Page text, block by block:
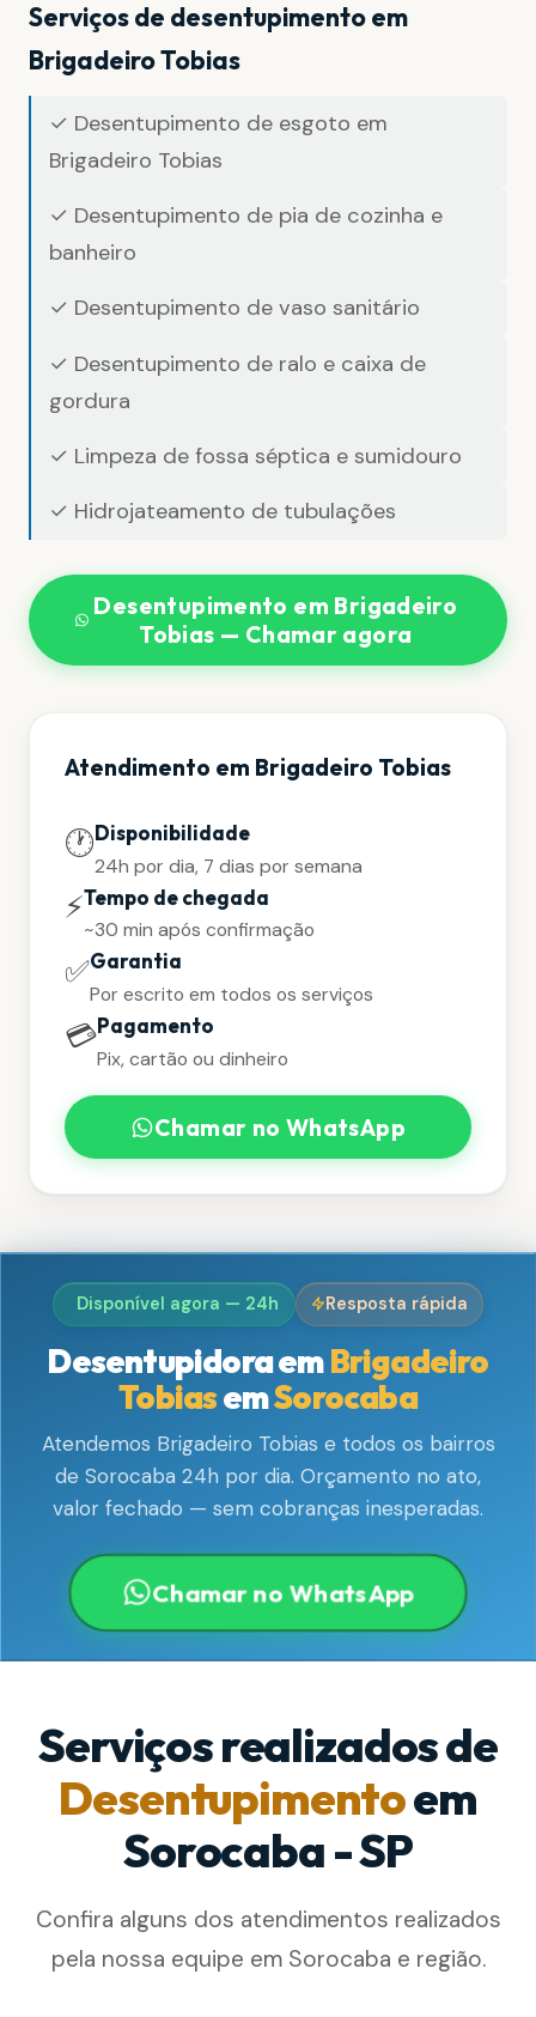
Serviços de desentupimento em
Brigadeiro Tobias
✓ Desentupimento de esgoto em
Brigadeiro Tobias
✓ Desentupimento de pia de cozinha e
banheiro
✓ Desentupimento de vaso sanitário
✓ Desentupimento de ralo e caixa de
gordura
✓ Limpeza de fossa séptica e sumidouro
✓ Hidrojateamento de tubulações
Desentupimento em Brigadeiro
Tobias — Chamar agora
Atendimento em Brigadeiro Tobias
🕐Disponibilidade
24h por dia, 7 dias por semana
⚡Tempo de chegada
~30 min após confirmação
✅Garantia
Por escrito em todos os serviços
💳Pagamento
Pix, cartão ou dinheiro
Chamar no WhatsApp
Disponível agora — 24h Resposta rápida
Desentupidora emBrigadeiro
TobiasemSorocaba
Atendemos Brigadeiro Tobias e todos os bairros
de Sorocaba 24h por dia. Orçamento no ato,
valor fechado — sem cobranças inesperadas.
Chamar no WhatsApp
Serviços realizados de
Desentupimentoem
Sorocaba - SP
Confira alguns dos atendimentos realizados
pela nossa equipe em Sorocaba e região.